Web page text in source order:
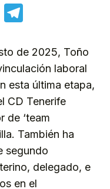
LinkedIn
de 2025, Toño
laboral
esta última etapa,
CD Tenerife
de ‘team
También ha
segundo
delegado, e
en el